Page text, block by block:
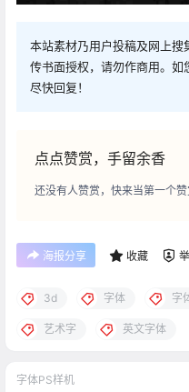
本站素材乃用户投稿及网上搜
传书面授权，请勿作商用。
尽快回复！
点点赞赏，手留余香
还没有人赞赏，快来当第一个赞
海报分享 收藏
3d 字体 字
艺术字 英文字体
字体PS样机